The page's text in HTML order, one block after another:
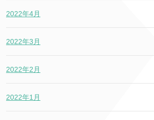
2022年4月
2022年3月
2022年2月
2022年1月